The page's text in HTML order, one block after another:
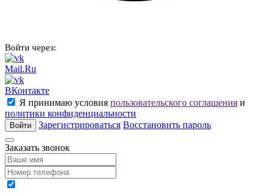
Войти через:
Mail.Ru
ВКонтакте
Я принимаю условия пользовательского соглашения и
политики конфиденциальности
Войти Зарегистрироваться Восстановить пароль
Заказать звонок